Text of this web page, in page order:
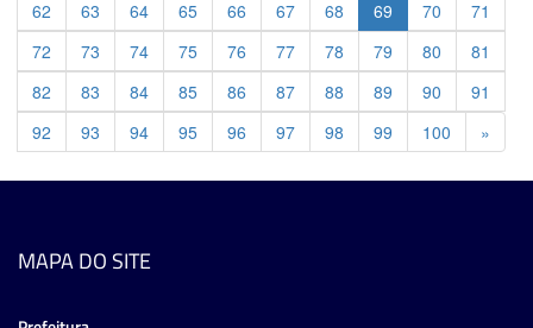
62
63 64 65 66 67 68 69 70
71
72
73 74 75 76 77 78 79 80
81
82
83 84 85 86 87 88 89 90
91
92
93 94 95 96 97 98 99 100 »
MAPA DO SITE